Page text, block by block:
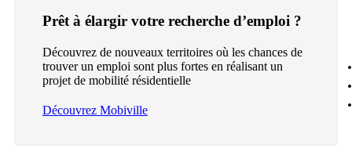
Prêt à élargir votre recherche d’emploi ?
Découvrez de nouveaux territoires où les chances de
trouver un emploi sont plus fortes en réalisant un
projet de mobilité résidentielle
Découvrez Mobiville